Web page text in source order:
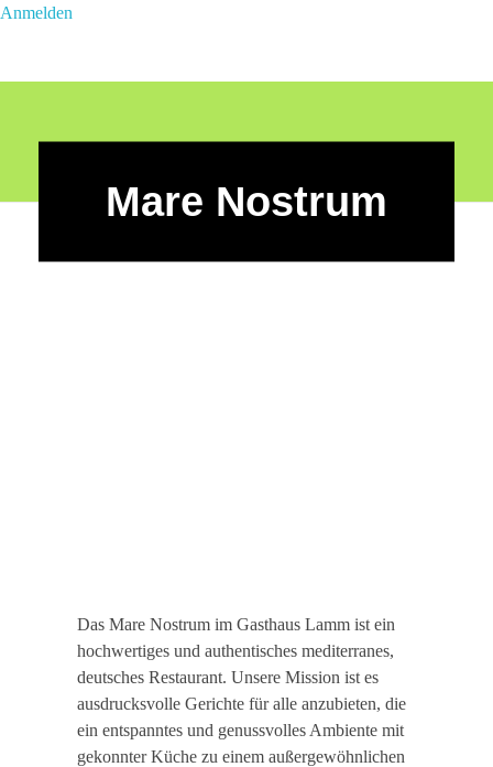
Anmelden
Mare Nostrum
Das Mare Nostrum im Gasthaus Lamm ist ein
hochwertiges und authentisches mediterranes,
deutsches Restaurant. Unsere Mission ist es
ausdrucksvolle Gerichte für alle anzubieten, die
ein entspanntes und genussvolles Ambiente mit
gekonnter Küche zu einem außergewöhnlichen